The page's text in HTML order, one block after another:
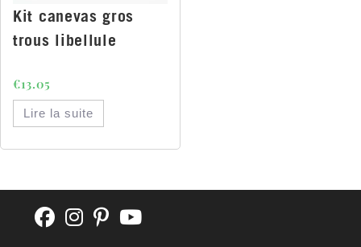
Kit canevas gros
trous libellule
€13.05
Lire la suite